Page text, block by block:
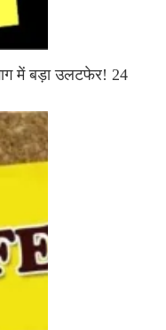
में बड़ा उलटफेर! 24